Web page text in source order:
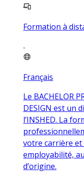
Formation à
Français
Le BACHELOR
DESIGN est un
l’INSHED. La
votre carrière et
employabilité,
d’origine.